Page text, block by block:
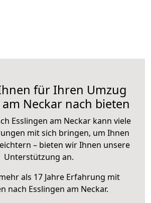
für Ihren Umzug
am Neckar nach bieten
Esslingen am Neckar kann viele
mit sich bringen, um Ihnen
– bieten wir Ihnen unsere
Unterstützung an.
als 17 Jahre Erfahrung mit
nach Esslingen am Neckar.